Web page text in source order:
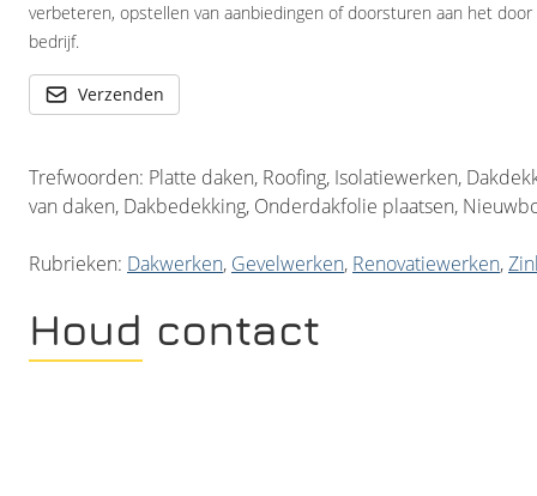
verbeteren, opstellen van aanbiedingen of doorsturen aan het
bedrijf.
Verzenden
Trefwoorden: Platte daken, Roofing, Isolatiewerken,
van daken, Dakbedekking, Onderdakfolie plaatsen,
Rubrieken: Dakwerken, Gevelwerken, Renovatiewerken,
Houd contact